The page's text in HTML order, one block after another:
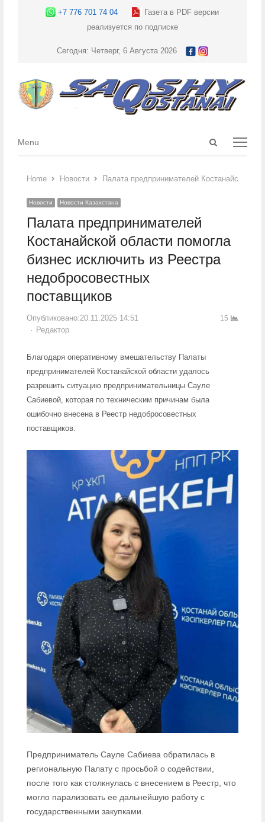
+7 776 701 74 04
Газета в PDF версии
реализуется по подписке
Сегодня: Четверг, 6 Августа 2026
Open
Menu
Menu
Home Новости Палата предпринимателей Костанайской
Новости Новости Казахстана
Палата предпринимателей
Костанайской области помогла
бизнес исключить из Реестра
недобросовестных
поставщиков
Опубликовано:20.11.2025 14:51
Author
Редактор
15
Благодаря оперативному вмешательству Палаты
предпринимателей Костанайской области удалось
разрешить ситуацию предпринимательницы Сауле
Сабиевой, которая по техническим причинам была
ошибочно внесена в Реестр недобросовестных
поставщиков.
Предприниматель Сауле Сабиева обратилась в
региональную Палату с просьбой о содействии,
после того как столкнулась с внесением в Реестр, что
могло парализовать ее дальнейшую работу с
государственными закупками.